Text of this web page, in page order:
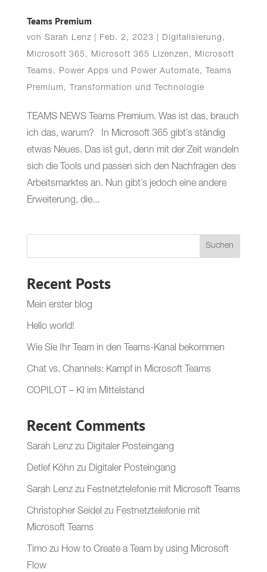
Teams Premium
von Sarah Lenz| Feb. 2, 2023 Digitalisierung ,
Microsoft 365 , Microsoft 365 Lizenzen , Microsoft
Teams, Power Apps und Power Automate,
Teams
Premium , Transformation und Technologie
TEAMS NEWS Teams Premium. Was ist das, brauch
ich das, warum? In Microsoft 365 gibt´s ständig
etwas Neues. Das ist gut, denn mit der Zeit wandeln
sich die Tools und passen sich den Nachfragen des
Arbeitsmarktes an. Nun gibt´s jedoch eine andere
Erweiterung, die...
Suchen
Recent Posts
Mein erster blog
Hello world!
Wie Sie Ihr Team in den Teams-Kanal bekommen
Chat vs. Channels: Kampf in Microsoft Teams
COPILOT – KI im Mittelstand
Recent Comments
Sarah Lenzzu Digitaler Posteingang
Detlef Köhn zu Digitaler Posteingang
Sarah Lenzzu Festnetztelefonie mit Microsoft Teams
Christopher Seidel zu Festnetztelefonie mit
Microsoft Teams
Timozu How to Create a Team by using Microsoft
Flow